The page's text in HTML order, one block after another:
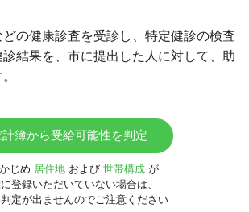
どの健康診査を受診し、特定健診の検査
結果を、市に提出した人に対して、助
計簿から受給可能性を判定
じめ 居住地 および 世帯構成 が
登録いただいていない場合は、
定が出ませんのでご注意ください